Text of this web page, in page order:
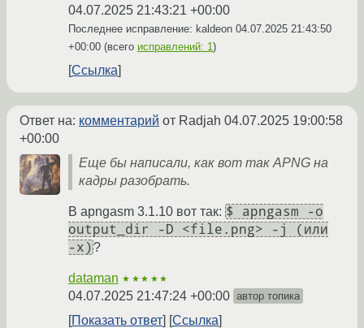
04.07.2025 21:43:21 +00:00
Последнее исправление: kaldeon 04.07.2025 21:43:50
+00:00 (всего исправлений: 1)
Ссылка
Ответ на: комментарий от Radjah 04.07.2025 19:00:58
+00:00
Еще бы написали, как вот так APNG на
кадры разобрать.
В apngasm 3.1.10 вот так: $ apngasm -o
output_dir -D <file.png> -j (или
-x)?
dataman ★★★★★
04.07.2025 21:47:24 +00:00 автор топика
Показать ответ Ссылка